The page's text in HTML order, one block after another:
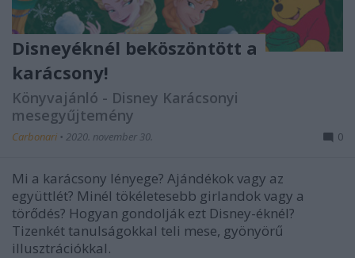
Disneyéknél beköszöntött a
karácsony!
Könyvajánló - Disney Karácsonyi
mesegyűjtemény
Carbonari • 2020. november 30. 0
Mi a karácsony lényege? Ajándékok vagy az
együttlét? Minél tökéletesebb girlandok vagy a
törődés? Hogyan gondolják ezt Disney-éknél?
Tizenkét tanulságokkal teli mese, gyönyörű
illusztrációkkal.